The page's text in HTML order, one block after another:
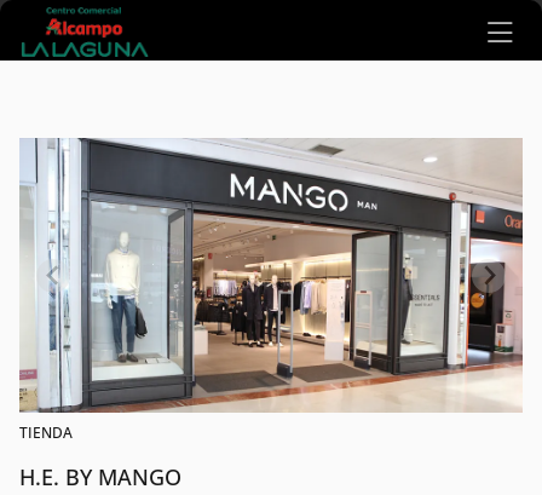
Ir al contenido principal
TIENDA
H.E. BY MANGO